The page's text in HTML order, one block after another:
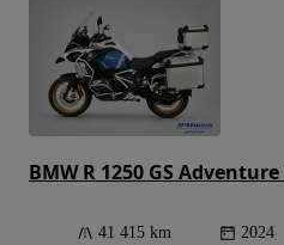
BMW R 1250 GS Adventure
41 415 km 2024